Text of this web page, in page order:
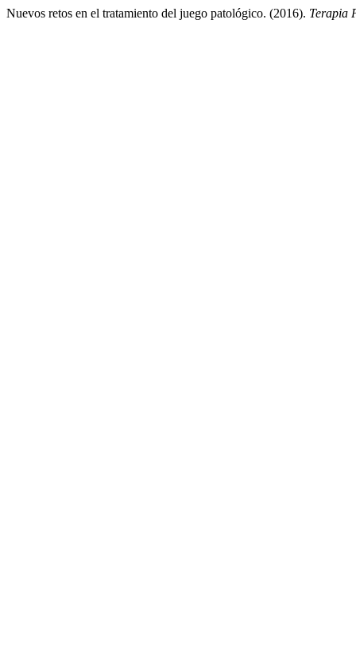
Nuevos retos en el tratamiento del juego patológico. (2016). Terapia